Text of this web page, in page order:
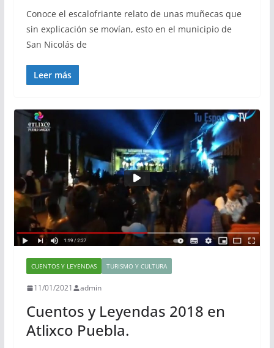
Conoce el escalofriante relato de unas muñecas que
sin explicación se movían, esto en el municipio de
San Nicolás de
Leer más
CUENTOS Y LEYENDAS TURISMO Y CULTURA
11/01/2021 admin
Cuentos y Leyendas 2018 en
Atlixco Puebla.